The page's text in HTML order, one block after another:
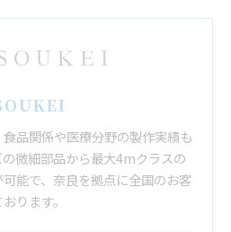
品関係や医療分野の製作実績も
微細部品から最大4mクラスの
能で、奈良を拠点に全国のお客
ります。